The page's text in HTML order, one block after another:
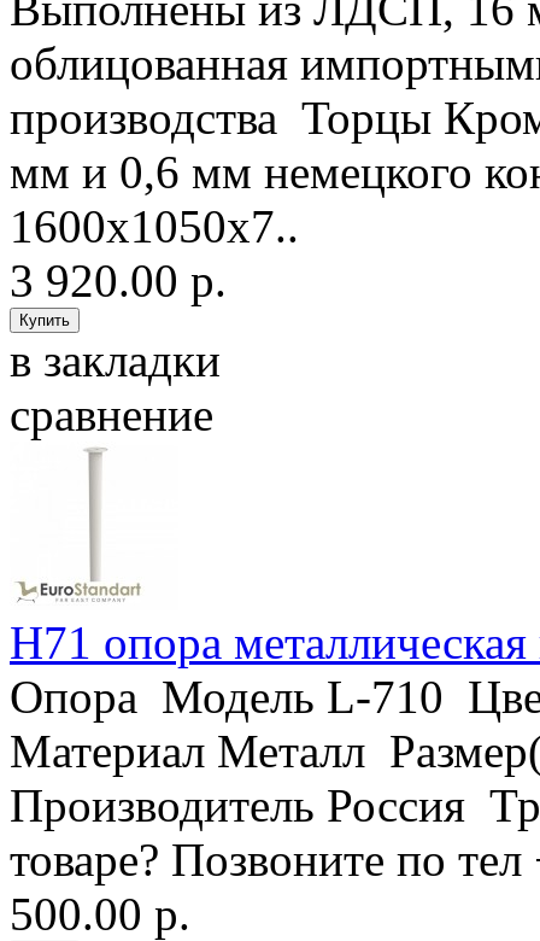
облицованная
производства Торцы
мм и 0,6 мм немецкого
1600х1050х7..
3 920.00 р.
в закладки
сравнение
H71 опора
Опора Модель L-710
Материал Металл
Производитель Россия
товаре? Позвоните по
500.00 р.